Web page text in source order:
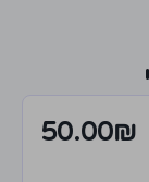
50.00₪